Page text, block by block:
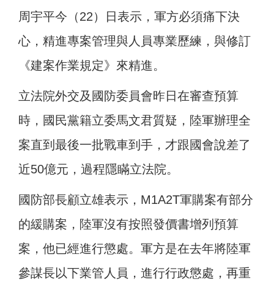
周宇平今（22）日表示，軍方必須痛下決
心，精進專案管理與人員專業歷練，與修訂
《建案作業規定》來精進。
立法院外交及國防委員會昨日在審查預算
時，國民黨籍立委馬文君質疑，陸軍辦理全
案直到最後一批戰車到手，才跟國會說差了
近50億元，過程隱瞞立法院。
國防部長顧立雄表示，M1A2T軍購案有部分
的緩購案，陸軍沒有按照發價書增列預算
案，他已經進行懲處。軍方是在去年將陸軍
參謀長以下業管人員，進行行政懲處，再重